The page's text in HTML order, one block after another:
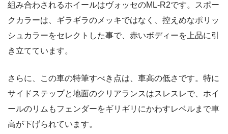
組み合わされるホイールはヴォッセのML-R2です。スポー
クカラーは、ギラギラのメッキではなく、控えめなポリッ
シュカラーをセレクトした事で、赤いボディーを上品に引
き立てています。
さらに、この車の特筆すべき点は、車高の低さです。特に
サイドステップと地面のクリアランスはスレスレで、ホイ
ールのリムもフェンダーをギリギリにかわすレベルまで車
高が下げられています。